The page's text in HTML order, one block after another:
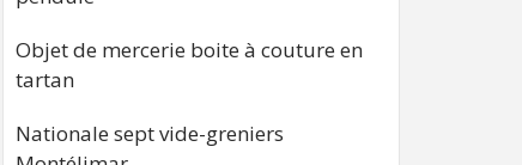
Objet de mercerie boite à couture en
tartan
Nationale sept vide-greniers